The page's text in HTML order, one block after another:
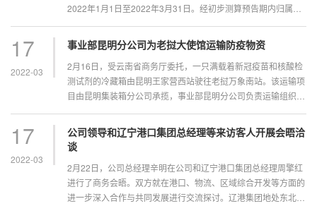
2022年1月1日至2022年3月31日。经初步测算预告期内归属
17
2022-03
事业部昆明分公司为老挝大使馆运输防疫物资
2月16日，受云南省商务厅委托，一只满载着新冠疫苗和核酸检
测试剂的冷藏箱由昆明王家营西站驶往老挝万象南站。该运输项
目由昆明集装箱分公司承揽，事业部昆明分公司负责运输组织。
17
2022-03
公司领导和辽宁港口集团总经理等来访客人开展会晤洽
谈
2月22日，公司总经理辛明在公司和辽宁港口集团总经理周擎红
进行了商务会晤。双方就在港口、物流、区域综合开发等方面的
进一步深入合作与共同发展进行交流探讨。辽港集团地处东北亚